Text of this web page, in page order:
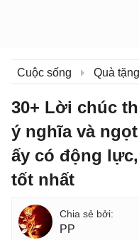
Cuộc sống Quà tặng
30+ Lời chúc
ý nghĩa và
ấy có động
tốt nhất
PP